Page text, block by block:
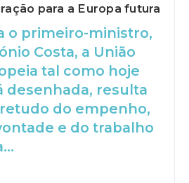
para a Europa futura
o primeiro-ministro,
Costa, a União
tal como hoje
desenhada, resulta
do empenho,
e do trabalho